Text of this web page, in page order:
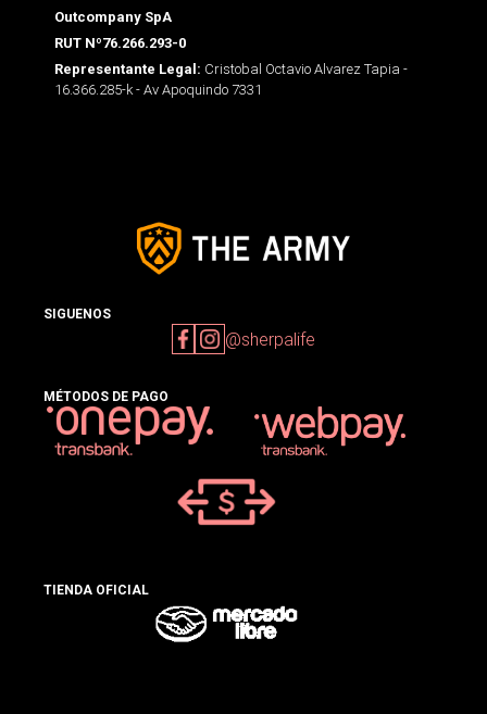
Outcompany SpA
RUT Nº76.266.293-0
Representante Legal: Cristobal Octavio Alvarez Tapia -
16.366.285-k - Av Apoquindo 7331
SIGUENOS
@sherpalife
MÉTODOS DE PAGO
TIENDA OFICIAL